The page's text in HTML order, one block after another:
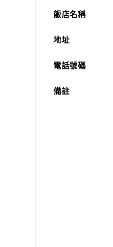
飯店名稱
地址
電話號碼
備註